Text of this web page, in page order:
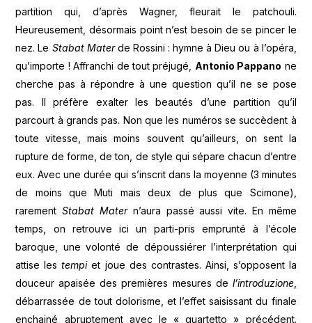
partition qui, d’après Wagner, fleurait le patchouli.
Heureusement, désormais point n’est besoin de se pincer le
nez. Le Stabat Materde Rossini : hymne à Dieu ou à l’opéra,
qu’importe ! Affranchi de tout préjugé, Antonio Pappano ne
cherche pas à répondre à une question qu’il ne se pose
pas. Il préfère exalter les beautés d’une partition qu’il
parcourt à grands pas. Non que les numéros se succèdent à
toute vitesse, mais moins souvent qu’ailleurs, on sent la
rupture de forme, de ton, de style qui sépare chacun d’entre
eux. Avec une durée qui s’inscrit dans la moyenne (3 minutes
de moins que Muti mais deux de plus que Scimone),
rarementStabat Matern’aura passé aussi vite. En même
temps, on retrouve ici un parti-pris emprunté à l’école
baroque, une volonté de dépoussiérer l’interprétation qui
attise lestempiet joue des contrastes. Ainsi, s’opposent la
douceur apaisée des premières mesures de l’introduzione,
débarrassée de tout dolorisme, et l’effet saisissant du finale
enchainé abruptement avec le « quartetto » précédent.